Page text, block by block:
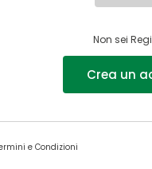
Non sei
Crea un
e Condizioni